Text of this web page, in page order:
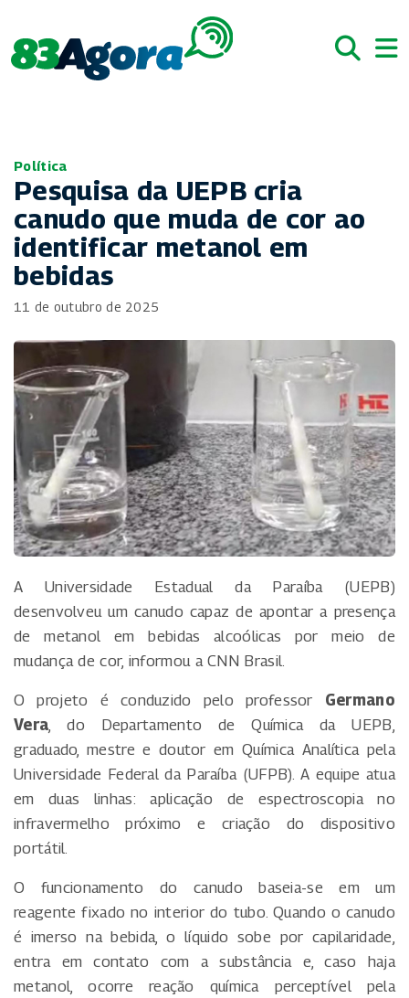
Política
Pesquisa da UEPB cria
canudo que muda de cor ao
identificar metanol em
bebidas
11 de outubro de 2025
A Universidade Estadual da Paraíba (UEPB)
desenvolveu um canudo capaz de apontar a presença
de metanol em bebidas alcoólicas por meio de
mudança de cor, informou a CNN Brasil.
O projeto é conduzido pelo professor Germano
Vera , do Departamento de Química da UEPB,
graduado, mestre e doutor em Química Analítica pela
Universidade Federal da Paraíba (UFPB). A equipe atua
em duas linhas: aplicação de espectroscopia no
infravermelho próximo e criação do dispositivo
portátil.
O funcionamento do canudo baseia-se em um
reagente fixado no interior do tubo. Quando o canudo
é imerso na bebida, o líquido sobe por capilaridade,
entra em contato com a substância e, caso haja
metanol, ocorre reação química perceptível pela